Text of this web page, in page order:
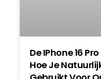
De IPhone 16
Hoe Je